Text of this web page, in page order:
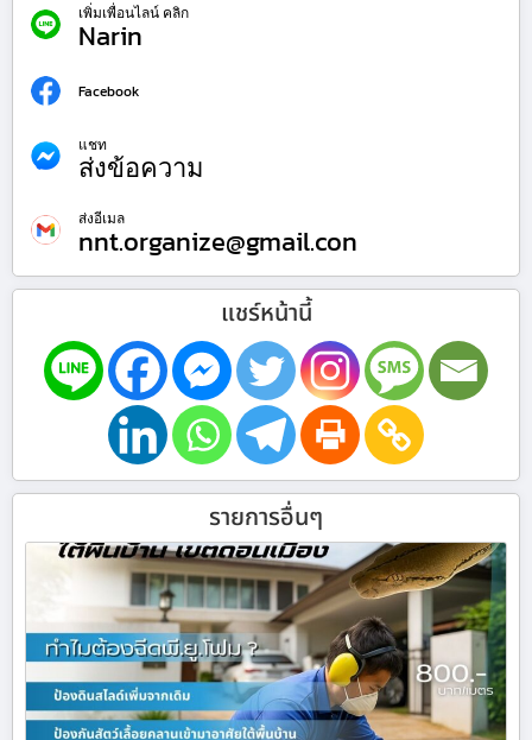
เพิ่มเพื่อนไลน์ คลิก
Narin
Facebook
แชท
ส่งข้อความ
ส่งอีเมล
nnt.organize@gmail.con
แชร์หน้านี้
รายการอื่นๆ